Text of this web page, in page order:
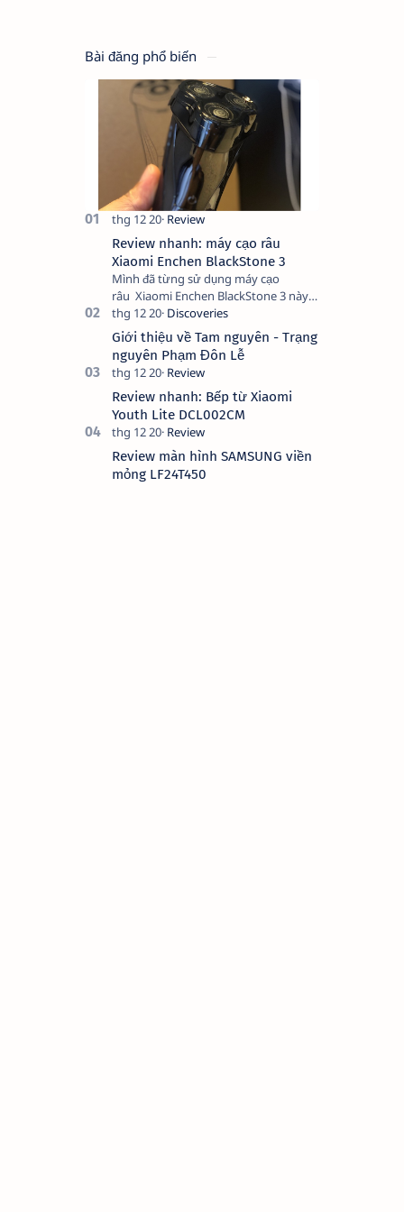
Bài đăng phổ biến
Review nhanh: máy cạo râu
Xiaomi Enchen BlackStone 3
Mình đã từng sử dụng máy cạo
râu Xiaomi Enchen BlackStone 3 này
trong vòng 1 năm và có một số nhận
xét như sau: Ưu điểm: - Thời lượng
pin: Về pin t…
Giới thiệu về Tam nguyên - Trạng
nguyên Phạm Đôn Lễ
Review nhanh: Bếp từ Xiaomi
Youth Lite DCL002CM
Review màn hình SAMSUNG viền
mỏng LF24T450